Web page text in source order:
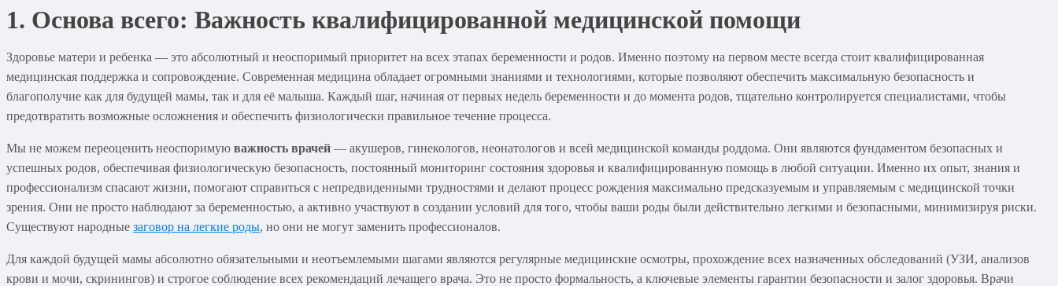
1. Основа всего: Важность квалифицированной медицинской помощи
Здоровье матери и ребенка — это абсолютный и неоспоримый приоритет на всех этапах беременности и родов. Именно поэтому на первом месте всегда стоит квалифицированная
медицинская поддержка и сопровождение. Современная медицина обладает огромными знаниями и технологиями, которые позволяют обеспечить максимальную безопасность и
благополучие как для будущей мамы, так и для её малыша. Каждый шаг, начиная от первых недель беременности и до момента родов, тщательно контролируется специалистами, чтобы
предотвратить возможные осложнения и обеспечить физиологически правильное течение процесса.
Мы не можем переоценить неоспоримую важность врачей — акушеров, гинекологов, неонатологов и всей медицинской команды роддома. Они являются фундаментом безопасных и
успешных родов, обеспечивая физиологическую безопасность, постоянный мониторинг состояния здоровья и квалифицированную помощь в любой ситуации. Именно их опыт, знания и
профессионализм спасают жизни, помогают справиться с непредвиденными трудностями и делают процесс рождения максимально предсказуемым и управляемым с медицинской точки
зрения. Они не просто наблюдают за беременностью, а активно участвуют в создании условий для того, чтобы ваши роды были действительно легкими и безопасными, минимизируя риски.
Существуют народные заговор на легкие роды, но они не могут заменить профессионалов.
Для каждой будущей мамы абсолютно обязательными и неотъемлемыми шагами являются регулярные медицинские осмотры, прохождение всех назначенных обследований (УЗИ, анализов
крови и мочи, скринингов) и строгое соблюдение всех рекомендаций лечащего врача. Это не просто формальность, а ключевые элементы гарантии безопасности и залог здоровья. Врачи